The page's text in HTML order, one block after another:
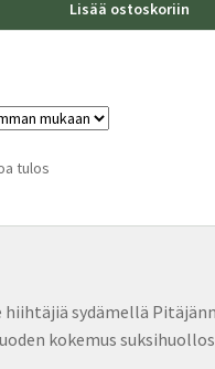
Lisää ostoskoriin
tulos
hiihtäjiä sydämellä
kokemus